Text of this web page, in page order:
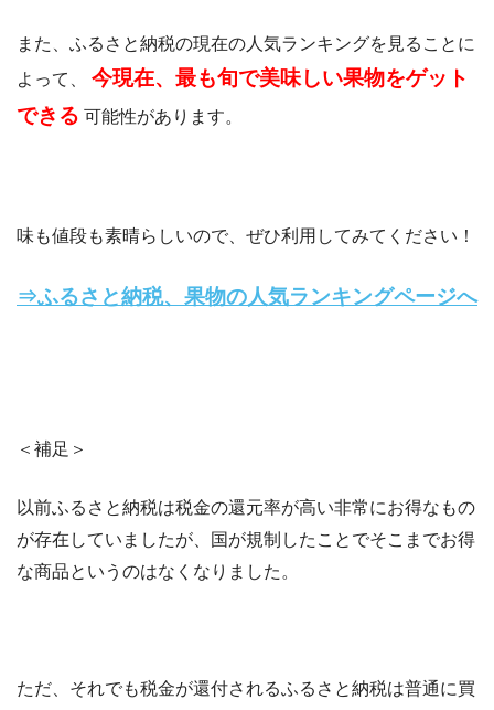
また、ふるさと納税の現在の人気ランキングを見ることに
よって、 今現在、最も旬で美味しい果物をゲット
できる 可能性があります。
味も値段も素晴らしいので、ぜひ利用してみてください！
⇒ふるさと納税、果物の人気ランキングページへ
＜補足＞
以前ふるさと納税は税金の還元率が高い非常にお得なもの
が存在していましたが、国が規制したことでそこまでお得
な商品というのはなくなりました。
ただ、それでも税金が還付されるふるさと納税は普通に買